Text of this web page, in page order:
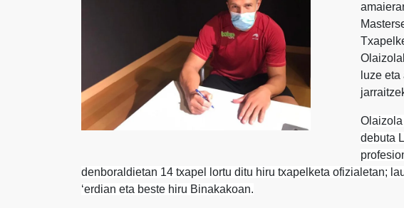
luze
O
debuta
denboraldietan 14 txapel lortu ditu hiru txapelketa ofizialetan;
‘erdian eta beste hiru Binakakoan.